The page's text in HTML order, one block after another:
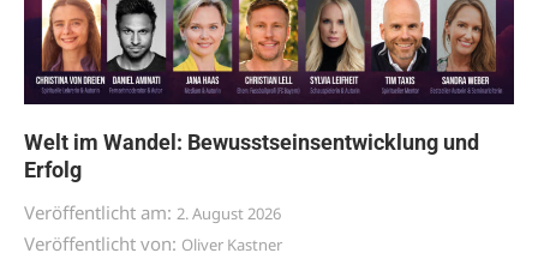
Welt im Wandel: Bewusstseinsentwicklung und
Erfolg
Veröffentlicht am: 2. August 2026
Veröffentlicht von: Oliver Kastner